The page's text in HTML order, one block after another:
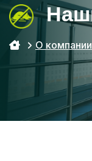
О компании